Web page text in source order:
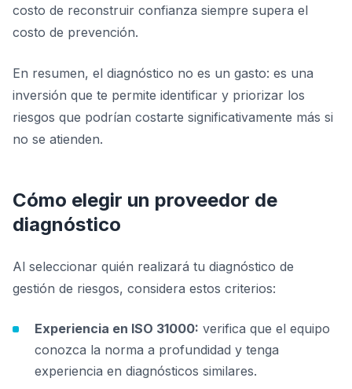
costo de reconstruir confianza siempre supera el
costo de prevención.
En resumen, el diagnóstico no es un gasto: es una
inversión que te permite identificar y priorizar los
riesgos que podrían costarte significativamente más si
no se atienden.
Cómo elegir un proveedor de
diagnóstico
Al seleccionar quién realizará tu diagnóstico de
gestión de riesgos, considera estos criterios:
Experiencia en ISO 31000: verifica que el equipo
conozca la norma a profundidad y tenga
experiencia en diagnósticos similares.